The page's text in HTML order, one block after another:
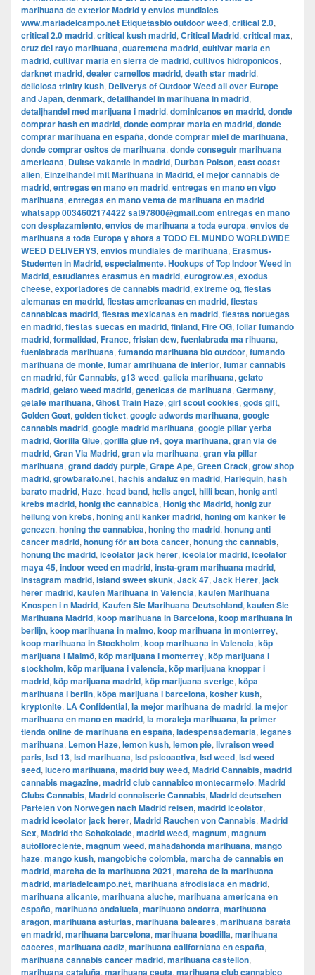
marihuana de exterior Madrid y envios mundiales
www.mariadelcampo.net Etiquetasbio outdoor weed, critical 2.0,
critical 2.0 madrid, critical kush madrid, Critical Madrid, critical max,
cruz del rayo marihuana, cuarentena madrid, cultivar maria en
madrid, cultivar maria en sierra de madrid, cultivos hidroponicos,
darknet madrid, dealer camellos madrid, death star madrid,
deliciosa trinity kush, Deliverys of Outdoor Weed all over Europe
and Japan, denmark, detailhandel in marihuana in madrid,
detaljhandel med marijuana i madrid, dominicanos en madrid, donde
comprar hash en madrid, donde comprar maria en madrid, donde
comprar marihuana en españa, donde comprar miel de marihuana,
donde comprar ositos de marihuana, donde conseguir marihuana
americana, Duitse vakantie in madrid, Durban Poison, east coast
alien, Einzelhandel mit Marihuana in Madrid, el mejor cannabis de
madrid, entregas en mano en madrid, entregas en mano en vigo
marihuana, entregas en mano venta de marihuana en madrid
whatsapp 0034602174422 sat97800@gmail.com entregas en mano
con desplazamiento, envios de marihuana a toda europa, envios de
marihuana a toda Europa y ahora a TODO EL MUNDO WORLDWIDE
WEED DELIVERYS, envios mundiales de marihuana, Erasmus-
Studenten in Madrid, especialmente. Hookups of Top Indoor Weed in
Madrid, estudiantes erasmus en madrid, eurogrow.es, exodus
cheese, exportadores de cannabis madrid, extreme og, fiestas
alemanas en madrid, fiestas americanas en madrid, fiestas
cannabicas madrid, fiestas mexicanas en madrid, fiestas noruegas
en madrid, fiestas suecas en madrid, finland, Fire OG, follar fumando
madrid, formalidad, France, frisian dew, fuenlabrada ma rihuana,
fuenlabrada marihuana, fumando marihuana bio outdoor, fumando
marihuana de monte, fumar amrihuana de interior, fumar cannabis
en madrid, für Cannabis, g13 weed, galicia marihuana, gelato
madrid, gelato weed madrid, geneticas de marihuana, Germany,
getafe marihuana, Ghost Train Haze, girl scout cookies, gods gift,
Golden Goat, golden ticket, google adwords marihuana, google
cannabis madrid, google madrid marihuana, google pillar yerba
madrid, Gorilla Glue, gorilla glue n4, goya marihuana, gran via de
madrid, ​​Gran Via Madrid, gran via marihuana, gran via pillar
marihuana, grand daddy purple, Grape Ape, Green Crack, grow shop
madrid, growbarato.net, hachis andaluz en madrid, Harlequin, hash
barato madrid, Haze, head band, hells angel, hilli bean, honig anti
krebs madrid, honig thc cannabica, Honig thc Madrid, honig zur
heilung von krebs, honing anti kanker madrid, honing om kanker te
genezen, honing thc cannabica, honing thc madrid, honung anti
cancer madrid, honung för att bota cancer, honung thc cannabis,
honung thc madrid, iceolator jack herer, iceolator madrid, iceolator
maya 45, indoor weed en madrid, insta-gram marihuana madrid,
instagram madrid, island sweet skunk, Jack 47, Jack Herer, jack
herer madrid, kaufen Marihuana in Valencia, kaufen Marihuana
Knospen i n Madrid, Kaufen Sie Marihuana Deutschland, kaufen Sie
Marihuana Madrid, koop marihuana in Barcelona, koop marihuana in
berlijn, koop marihuana in malmo, koop marihuana in monterrey,
koop marihuana in Stockholm, ​​koop marihuana in Valencia, köp
marijuana i Malmö, köp marijuana i monterrey, köp marijuana i
stockholm, ​​köp marijuana i valencia, köp marijuana knoppar i
madrid, köp marijuana madrid, köp marijuana sverige, köpa
marihuana i berlin, köpa marijuana i barcelona, kosher kush,
kryptonite, LA Confidential, la mejor marihuana de madrid, la mejor
marihuana en mano en madrid, la moraleja marihuana, la primer
tienda online de marihuana en españa, ladespensademaria, leganes
marihuana, Lemon Haze, lemon kush, lemon pie, livraison weed
paris, lsd 13, lsd marihuana, lsd psicoactiva, lsd weed, lsd weed
seed, lucero marihuana, madrid buy weed, Madrid Cannabis, madrid
cannabis magazine, madrid club cannabico montecarmelo, Madrid
Clubs Cannabis, Madrid connaiserie Cannabis, Madrid deutschen
Parteien von Norwegen nach Madrid reisen, madrid iceolator,
madrid iceolator jack herer, Madrid Rauchen von Cannabis, Madrid
Sex, Madrid thc Schokolade, madrid weed, magnum, magnum
autofloreciente, magnum weed, mahadahonda marihuana, mango
haze, mango kush, mangobiche colombia, marcha de cannabis en
madrid, marcha de la marihuana 2021, marcha de la marihuana
madrid, mariadelcampo.net, marihuana afrodisiaca en madrid,
marihuana alicante, marihuana aluche, marihuana americana en
españa, marihuana andalucia, marihuana andorra, marihuana
aragon, marihuana asturias, marihuana baleares, marihuana barata
en madrid, marihuana barcelona, marihuana boadilla, marihuana
caceres, marihuana cadiz, marihuana californiana en españa,
marihuana cannabis cancer madrid, marihuana castellon,
marihuana cataluña, marihuana ceuta, marihuana club cannabico